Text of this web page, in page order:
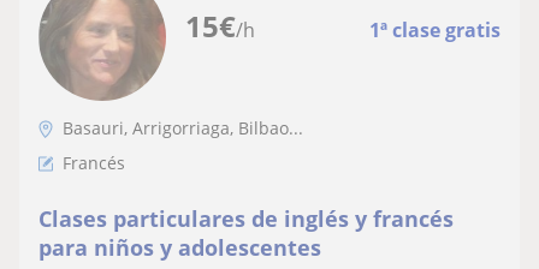
15€/h 1ª clase gratis
Basauri, Arrigorriaga, Bilbao...
Francés
Clases particulares de inglés y francés
para niños y adolescentes